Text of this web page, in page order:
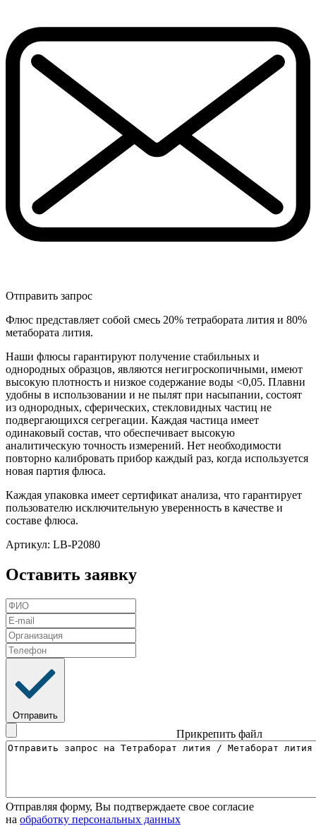
Отправить запрос
Флюс представляет собой смесь 20% тетрабората лития и 80%
метабората лития.
Наши флюсы гарантируют получение стабильных и
однородных образцов, являются негигроскопичными, имеют
высокую плотность и низкое содержание воды <0,05. Плавни
удобны в использовании и не пылят при насыпании, состоят
из однородных, сферических, стекловидных частиц не
подвергающихся сегрегации. Каждая частица имеет
одинаковый состав, что обеспечивает высокую
аналитическую точность измерений. Нет необходимости
повторно калибровать прибор каждый раз, когда используется
новая партия флюса.
Каждая упаковка имеет сертификат анализа, что гарантирует
пользователю исключительную уверенность в качестве и
составе флюса.
Артикул: LB-P2080
Оставить заявку
Отправить
Прикрепить файл
Отправляя форму, Вы подтверждаете свое согласие
на обработку персональных данных